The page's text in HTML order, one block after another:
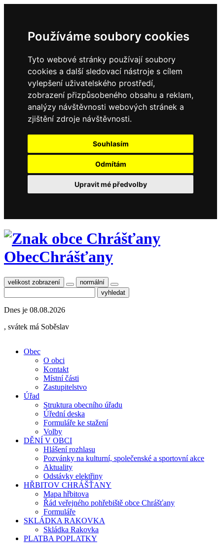
Používáme soubory cookies
Tyto webové stránky používají soubory
cookies a další sledovací nástroje s cílem
vylepšení uživatelského prostředí,
zobrazení přizpůsobeného obsahu a reklam,
analýzy návštěvnosti webových stránek a
zjištění zdroje návštěvnosti.
Souhlasím
Odmítám
Upravit mé předvolby
ObecChrášťany
velikost zobrazení normální
Dnes je 08.08.2026
, svátek má Soběslav
Obec
O obci
Kontakt
Místní části
Zastupitelstvo
Úřad
Struktura obecního úřadu
Úřední deska
Formuláře ke stažení
Volby
DĚNÍ V OBCI
Hlášení rozhlasu
Pozvánky na kulturní, společenské a sportovní akce
Aktuality
Odstávky elektřiny
HŘBITOV CHRÁŠŤANY
Mapa hřbitova
Řád veřejného pohřebiště obce Chrášťany
Formuláře
SKLÁDKA RAKOVKA
Skládka Rakovka
PLATBA POPLATKY